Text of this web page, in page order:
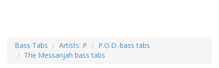
Bass Tabs Artists: P
P.O.D. bass tabs
The Messanjah bass tabs